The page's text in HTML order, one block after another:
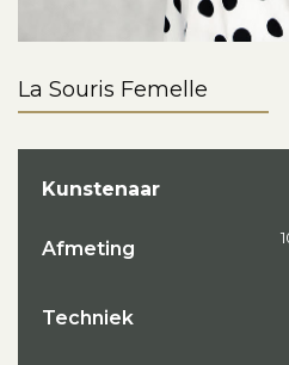
La Souris Femelle
Kunstenaar
Afmeting
Techniek